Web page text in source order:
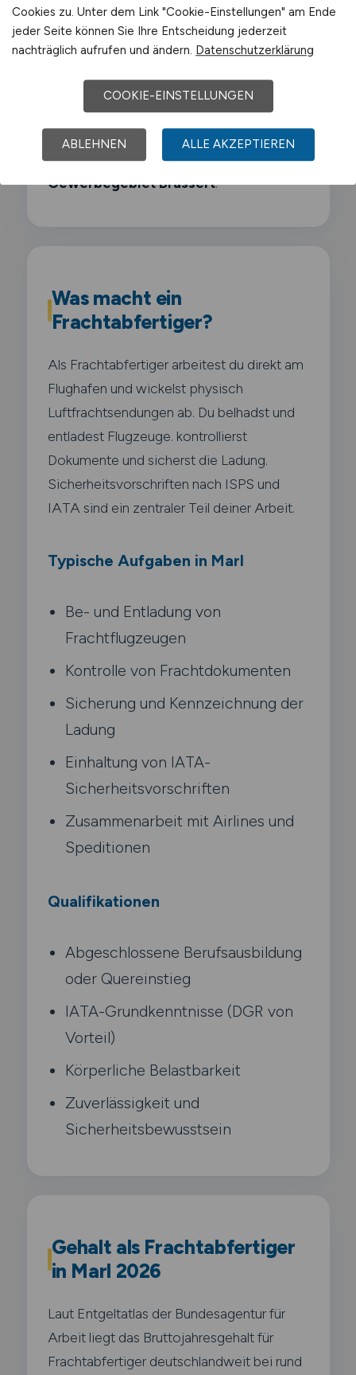
Sasol
Schwerpunkt-Gewerbegebiete sind
Chemiepark Marl ,Industriegebiet Hüls,
Gewerbegebiet Marl-Sinsen,
Gewerbegebiet Brassert.
Was macht ein
Frachtabfertiger?
Als Frachtabfertiger arbeitest du direkt am
Flughafen und wickelst physisch
Luftfrachtsendungen ab. Du belhadst und
entladest Flugzeuge. kontrollierst
Dokumente und sicherst die Ladung.
Sicherheitsvorschriften nach ISPS und
IATA sind ein zentraler Teil deiner Arbeit.
Typische Aufgaben in Marl
Be- und Entladung von
Frachtflugzeugen
Kontrolle von Frachtdokumenten
Sicherung und Kennzeichnung der
Ladung
Einhaltung von IATA-
Sicherheitsvorschriften
Zusammenarbeit mit Airlines und
Speditionen
Qualifikationen
Abgeschlossene Berufsausbildung
oder Quereinstieg
IATA-Grundkenntnisse (DGR von
Vorteil)
Körperliche Belastbarkeit
Zuverlässigkeit und
Sicherheitsbewusstsein
Gehalt als Frachtabfertiger
in Marl 2026
Laut Entgeltatlas der Bundesagentur für
Arbeit liegt das Bruttojahresgehalt für
Frachtabfertiger deutschlandweit bei rund
Cookies zu. Unter dem Link "Cookie-Einstellungen" am Ende
jeder Seite können Sie Ihre Entscheidung jederzeit
nachträglich aufrufen und ändern. Datenschutzerklärung
COOKIE-EINSTELLUNGEN
ABLEHNEN ALLE AKZEPTIEREN